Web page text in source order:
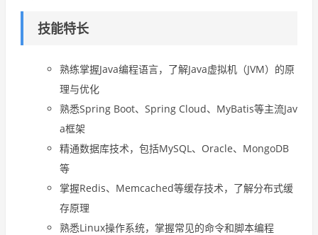
技能特长
熟练掌握Java编程语言，了解Java虚拟机（JVM）的原
理与优化
熟悉Spring Boot、Spring Cloud、MyBatis等主流Jav
a框架
精通数据库技术，包括MySQL、Oracle、MongoDB
等
掌握Redis、Memcached等缓存技术，了解分布式缓
存原理
熟悉Linux操作系统，掌握常见的命令和脚本编程